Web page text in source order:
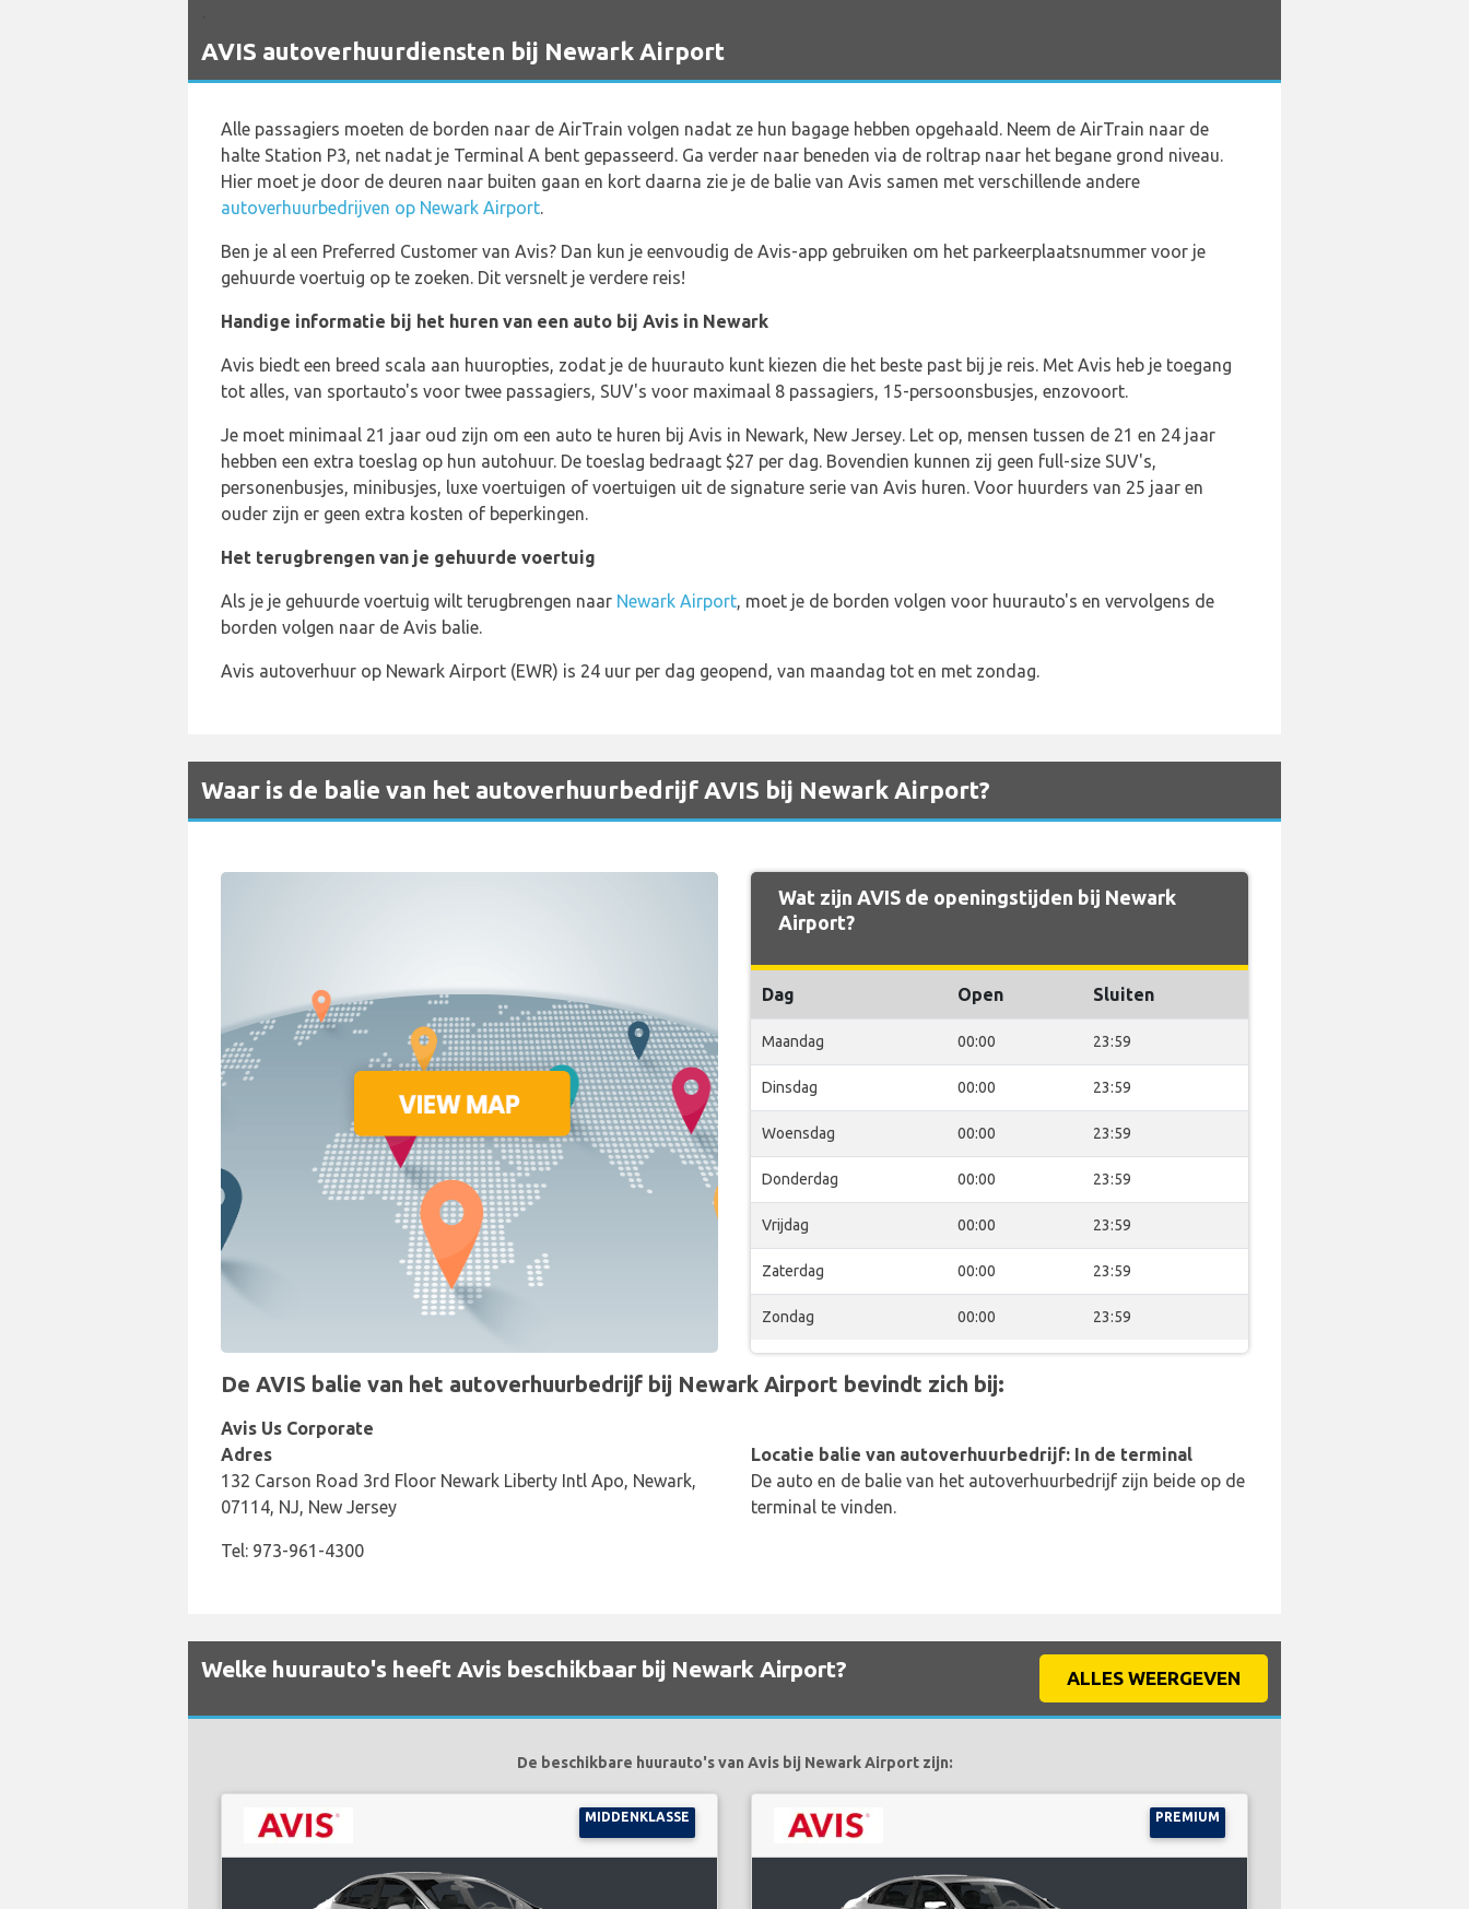
AVIS autoverhuurdiensten bij Newark Airport
Alle passagiers moeten de borden naar de AirTrain volgen nadat ze hun bagage hebben opgehaald. Neem de AirTrain naar de
halte Station P3, net nadat je Terminal A bent gepasseerd. Ga verder naar beneden via de roltrap naar het begane grond niveau.
Hier moet je door de deuren naar buiten gaan en kort daarna zie je de balie van Avis samen met verschillende andere
autoverhuurbedrijven op Newark Airport.
Ben je al een Preferred Customer van Avis? Dan kun je eenvoudig de Avis-app gebruiken om het parkeerplaatsnummer voor je
gehuurde voertuig op te zoeken. Dit versnelt je verdere reis!
Handige informatie bij het huren van een auto bij Avis in Newark
Avis biedt een breed scala aan huuropties, zodat je de huurauto kunt kiezen die het beste past bij je reis. Met Avis heb je toegang
tot alles, van sportauto's voor twee passagiers, SUV's voor maximaal 8 passagiers, 15-persoonsbusjes, enzovoort.
Je moet minimaal 21 jaar oud zijn om een auto te huren bij Avis in Newark, New Jersey. Let op, mensen tussen de 21 en 24 jaar
hebben een extra toeslag op hun autohuur. De toeslag bedraagt $27 per dag. Bovendien kunnen zij geen full-size SUV's,
personenbusjes, minibusjes, luxe voertuigen of voertuigen uit de signature serie van Avis huren. Voor huurders van 25 jaar en
ouder zijn er geen extra kosten of beperkingen.
Het terugbrengen van je gehuurde voertuig
Als je je gehuurde voertuig wilt terugbrengen naar Newark Airport, moet je de borden volgen voor huurauto's en vervolgens de
borden volgen naar de Avis balie.
Avis autoverhuur op Newark Airport (EWR) is 24 uur per dag geopend, van maandag tot en met zondag.
Waar is de balie van het autoverhuurbedrijf AVIS bij Newark Airport?
Wat zijn AVIS de openingstijden bij Newark
Airport?
Dag Open Sluiten
Maandag 00:00 23:59
Dinsdag 00:00 23:59
Woensdag 00:00 23:59
Donderdag 00:00 23:59
Vrijdag 00:00 23:59
Zaterdag 00:00 23:59
Zondag 00:00 23:59
De AVIS balie van het autoverhuurbedrijf bij Newark Airport bevindt zich bij:
Avis Us Corporate
Adres
132 Carson Road 3rd Floor Newark Liberty Intl Apo, Newark,
07114, NJ, New Jersey
Tel: 973-961-4300
Locatie balie van autoverhuurbedrijf: In de terminal
De auto en de balie van het autoverhuurbedrijf zijn beide op de
terminal te vinden.
Welke huurauto's heeft Avis beschikbaar bij Newark Airport? ALLES WEERGEVEN
De beschikbare huurauto's van Avis bij Newark Airport zijn:
MIDDENKLASSE PREMIUM